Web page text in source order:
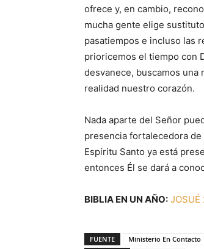
ofrece y, en cambio,
mucha gente elige
pasatiempos e incluso las
prioricemos el tiempo con
desvanece, buscamos
realidad nuestro corazón.
Nada aparte del Señor
presencia fortalecedora
Espíritu Santo ya está
entonces Él se dará a
BIBLIA EN UN AÑO: JOSUÉ
FUENTE
Ministerio En Contacto